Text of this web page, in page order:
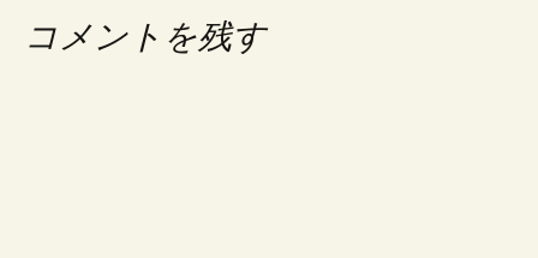
ーコメントを残す